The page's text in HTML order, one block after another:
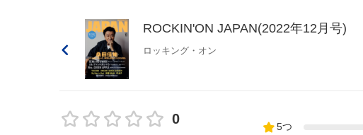
ROCKIN'ON JAPAN(2022年12月号)
ロッキング・オン
0 5つ